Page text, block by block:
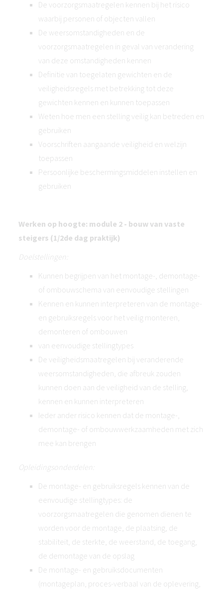
De voorzorgsmaatregelen kennen bij het risico
waarbij personen of objecten vallen
De weersomstandigheden en de
voorzorgsmaatregelen in geval van verandering
van deze omstandigheden kennen
Definitie van toegelaten gewichten en de
veiligheidsregels met betrekking tot deze
gewichten kennen en kunnen toepassen
Weten hoe men een stelling veilig kan betreden en
gebruiken
Voorschriften aangaande veiligheid en welzijn
toepassen
Persoonlijke beschermingsmiddelen instellen en
gebruiken
Werken op hoogte: module 2 - bouw van vaste
steigers (1/2de dag praktijk)
Doelstellingen:
Kunnen begrijpen van het montage-, demontage-
of ombouwschema van eenvoudige stellingen
Kennen en kunnen interpreteren van de montage-
en gebruiksregels voor het veilig monteren,
demonteren of ombouwen
van eenvoudige stellingtypes
De veiligheidsmaatregelen bij veranderende
weersomstandigheden, die afbreuk zouden
kunnen doen aan de veiligheid van de stelling,
kennen en kunnen interpreteren
Ieder ander risico kennen dat de montage-,
demontage- of ombouwwerkzaamheden met zich
mee kan brengen
Opleidingsonderdelen:
De montage- en gebruiksregels kennen van de
eenvoudige stellingtypes: de
voorzorgsmaatregelen die genomen dienen te
worden voor de montage, de plaatsing, de
stabiliteit, de sterkte, de weerstand, de toegang,
de demontage van de opslag
De montage- en gebruiksdocumenten
(montageplan, proces-verbaal van de oplevering,